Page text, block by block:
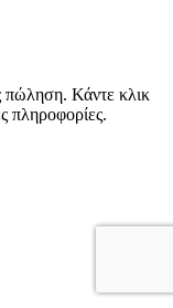
πώληση. Κάντε κλικ
πληροφορίες.